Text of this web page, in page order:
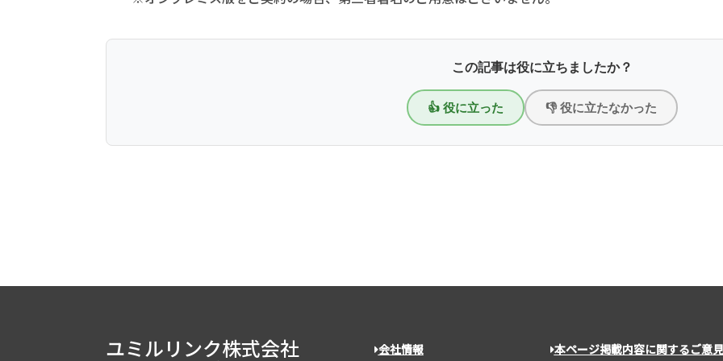
この記事は役に立ちましたか？
👍 役に立った 👎 役に立たなかった
ユミルリンク株式会社 会社情報 本ページ掲載内容に関するご意